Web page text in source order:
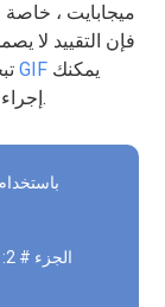
ميجابايت ،
أفضل فيديو لتحويل GIF
إجراء العملية بأقل قدر من المتاعب. واصل القراءة.